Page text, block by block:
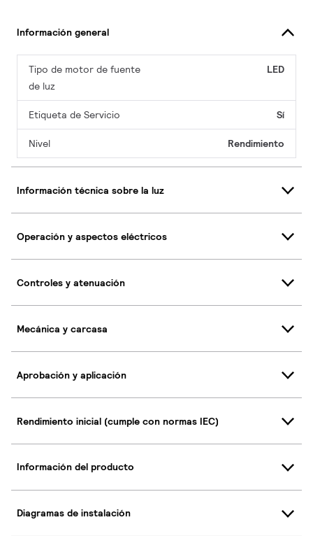
Información general
Tipo de motor de fuente
de luz
LED
Etiqueta de Servicio Sí
Nivel Rendimiento
Información técnica sobre la luz
Operación y aspectos eléctricos
Controles y atenuación
Mecánica y carcasa
Aprobación y aplicación
Rendimiento inicial (cumple con normas IEC)
Información del producto
Diagramas de instalación